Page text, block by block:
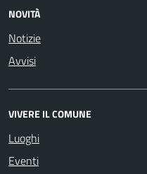
NOVITÀ
Notizie
Avvisi
VIVERE IL COMUNE
Luoghi
Eventi